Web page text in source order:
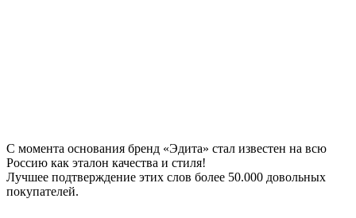
С момента основания бренд «Эдита» стал известен на всю
Россию как эталон качества и стиля!
Лучшее подтверждение этих слов более 50.000 довольных
покупателей.